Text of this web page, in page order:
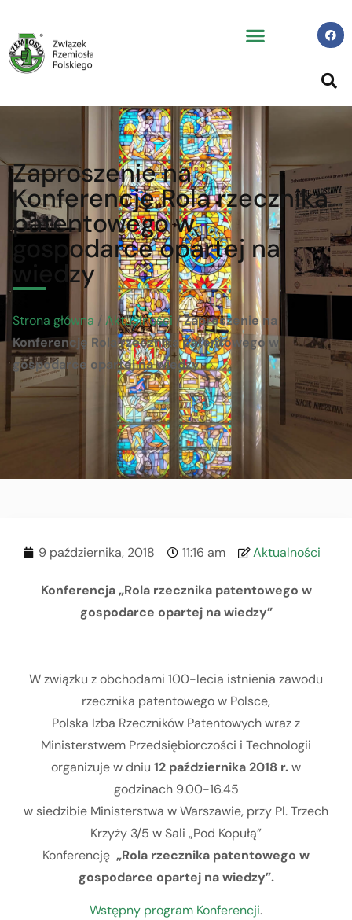
Zaproszenie na
Konferencję Rola rzecznika
patentowego w
gospodarce opartej na
wiedzy
Strona główna / Aktualności /Zaproszenie na
Konferencję Rola rzecznika patentowego w
gospodarce opartej na wiedzy
9 października, 2018 11:16 am Aktualności
Konferencja „Rola rzecznika patentowego w
gospodarce opartej na wiedzy”
W związku z obchodami 100-lecia istnienia zawodu
rzecznika patentowego w Polsce,
Polska Izba Rzeczników Patentowych wraz z
Ministerstwem Przedsiębiorczości i Technologii
organizuje w dniu 12 października 2018 r.w
godzinach 9.00-16.45
w siedzibie Ministerstwa w Warszawie, przy Pl. Trzech
Krzyży 3/5 w Sali „Pod Kopułą”
Konferencję „Rola rzecznika patentowego w
gospodarce opartej na wiedzy”.
Wstępny program Konferencji.